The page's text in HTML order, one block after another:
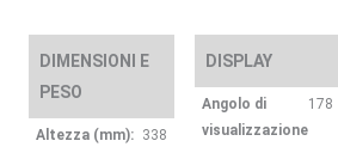
quantità
DIMENSIONI E
PESO
Altezza (mm): 338
DISPLAY
Angolo di
visualizzazione
178